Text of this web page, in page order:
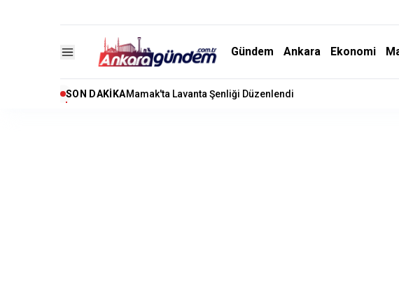
Gündem Ankara Ekonomi
SON DAKIKA"Terörsüz Türkiye" Çerçeve Yasa Teklifi Adalet